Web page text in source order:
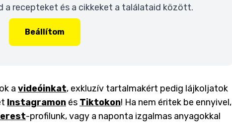
a recepteket és a cikkeket a találataid között.
Beállítom
a videóinkat, exkluzív tartalmakért pedig lájkoljatok
Instagramon és Tiktokon! Ha nem éritek be ennyivel,
-profilunk, vagy a naponta izgalmas anyagokkal